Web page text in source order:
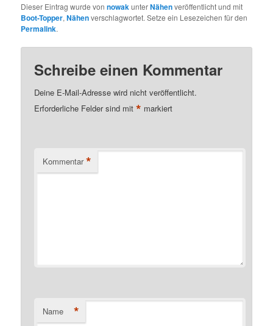
Dieser Eintrag wurde vonnowakunterNähenveröffentlicht und mit
Boot-Topper,Nähenverschlagwortet. Setze ein Lesezeichen für den
Permalink.
Schreibe einen Kommentar
Deine E-Mail-Adresse wird nicht veröffentlicht.
Erforderliche Felder sind mit* markiert
Kommentar *
Name *